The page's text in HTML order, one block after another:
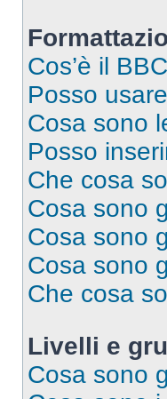
Cos’è il
Posso
Cosa sono
Posso
Che cosa
Cosa sono
Cosa sono
Cosa sono
Che cosa
Livelli e
Cosa sono